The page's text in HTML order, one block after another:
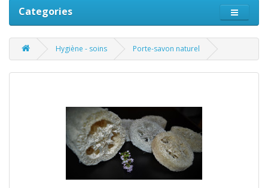
Categories
Hygiène - soins Porte-savon naturel